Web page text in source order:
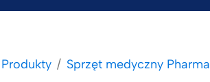
Produkty Sprzęt medyczny Pharma